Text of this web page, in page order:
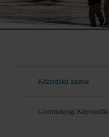
Közérdekű adatok
Gyermekjogi Képviselők